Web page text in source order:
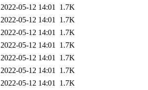
2022-05-12 14:01 1.7K
2022-05-12 14:01 1.7K
2022-05-12 14:01 1.7K
2022-05-12 14:01 1.7K
2022-05-12 14:01 1.7K
2022-05-12 14:01 1.7K
2022-05-12 14:01 1.7K